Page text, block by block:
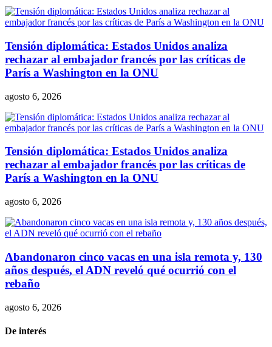
Tensión diplomática: Estados Unidos analiza
rechazar al embajador francés por las críticas de
París a Washington en la ONU
agosto 6, 2026
Tensión diplomática: Estados Unidos analiza
rechazar al embajador francés por las críticas de
París a Washington en la ONU
agosto 6, 2026
Abandonaron cinco vacas en una isla remota y, 130
años después, el ADN reveló qué ocurrió con el
rebaño
agosto 6, 2026
De interés